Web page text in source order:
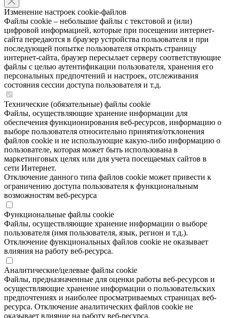
Изменение настроек cookie-файлов
Файлы cookie – небольшие файлы с текстовой и (или)
цифровой информацией, которые при посещении интернет-
сайта передаются в браузер устройства пользователя и при
последующей попытке пользователя открыть страницу
интернет-сайта, браузер пересылает серверу соответствующие
файлы с целью аутентификации пользователя, хранения его
персональных предпочтений и настроек, отслеживания
состояния сессии доступа пользователя и т.д.
Технические (обязательные) файлы cookie
Файлы, осуществляющие хранение информации для
обеспечения функционирования веб-ресурсов, информацию о
выборе пользователя относительно принятия/отклонения
файлов cookie и не использующие какую-либо информацию о
пользователе, которая может быть использована в
маркетинговых целях или для учета посещаемых сайтов в
сети Интернет.
Отключение данного типа файлов cookie может привести к
ограничению доступа пользователя к функциональным
возможностям веб-ресурса
Функциональные файлы cookie
Файлы, осуществляющие хранение информации о выборе
пользователя (имя пользователя, язык, регион и т.д.).
Отключение функциональных файлов cookie не оказывает
влияния на работу веб-ресурса.
Аналитические/целевые файлы cookie
Файлы, предназначенные для оценки работы веб-ресурсов и
осуществляющие хранение информации о пользовательских
предпочтениях и наиболее просматриваемых страницах веб-
ресурса. Отключение аналитических файлов cookie не
оказывает влияние на работу веб-ресурса.